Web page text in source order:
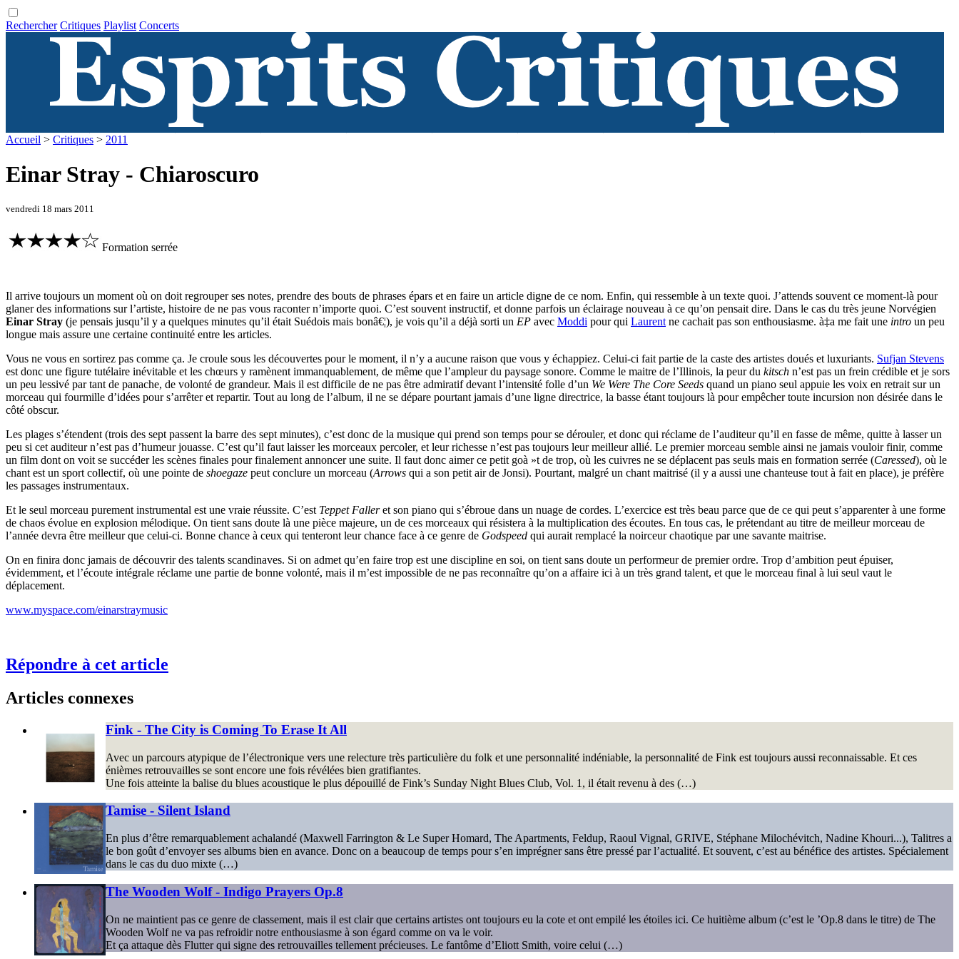
Rechercher Critiques Playlist Concerts
Accueil > Critiques > 2011
Einar Stray - Chiaroscuro
vendredi 18 mars 2011
Formation serrée
Il arrive toujours un moment où on doit regrouper ses notes, prendre des bouts de phrases épars et en faire un article digne de ce nom. Enfin, qui ressemble à un texte quoi. J’attends souvent ce moment-là pour
glaner des informations sur l’artiste, histoire de ne pas vous raconter n’importe quoi. C’est souvent instructif, et donne parfois un éclairage nouveau à ce qu’on pensait dire. Dans le cas du très jeune Norvégien
Einar Stray (je pensais jusqu’il y a quelques minutes qu’il était Suédois mais bonâ€¦), je vois qu’il a déjà sorti un EP avec Moddi pour qui Laurent ne cachait pas son enthousiasme. à‡a me fait une intro un peu
longue mais assure une certaine continuité entre les articles.
Vous ne vous en sortirez pas comme ça. Je croule sous les découvertes pour le moment, il n’y a aucune raison que vous y échappiez. Celui-ci fait partie de la caste des artistes doués et luxuriants. Sufjan Stevens
est donc une figure tutélaire inévitable et les chœurs y ramènent immanquablement, de même que l’ampleur du paysage sonore. Comme le maitre de l’Illinois, la peur du kitsch n’est pas un frein crédible et je sors
un peu lessivé par tant de panache, de volonté de grandeur. Mais il est difficile de ne pas être admiratif devant l’intensité folle d’un We Were The Core Seeds quand un piano seul appuie les voix en retrait sur un
morceau qui fourmille d’idées pour s’arrêter et repartir. Tout au long de l’album, il ne se dépare pourtant jamais d’une ligne directrice, la basse étant toujours là pour empêcher toute incursion non désirée dans le
côté obscur.
Les plages s’étendent (trois des sept passent la barre des sept minutes), c’est donc de la musique qui prend son temps pour se dérouler, et donc qui réclame de l’auditeur qu’il en fasse de même, quitte à lasser un
peu si cet auditeur n’est pas d’humeur jouasse. C’est qu’il faut laisser les morceaux percoler, et leur richesse n’est pas toujours leur meilleur allié. Le premier morceau semble ainsi ne jamais vouloir finir, comme
un film dont on voit se succéder les scènes finales pour finalement annoncer une suite. Il faut donc aimer ce petit goà »t de trop, où les cuivres ne se déplacent pas seuls mais en formation serrée (Caressed), où le
chant est un sport collectif, où une pointe de shoegaze peut conclure un morceau (Arrows qui a son petit air de Jonsi). Pourtant, malgré un chant maitrisé (il y a aussi une chanteuse tout à fait en place), je préfère
les passages instrumentaux.
Et le seul morceau purement instrumental est une vraie réussite. C’est Teppet Falleret son piano qui s’ébroue dans un nuage de cordes. L’exercice est très beau parce que de ce qui peut s’apparenter à une forme
de chaos évolue en explosion mélodique. On tient sans doute là une pièce majeure, un de ces morceaux qui résistera à la multiplication des écoutes. En tous cas, le prétendant au titre de meilleur morceau de
l’année devra être meilleur que celui-ci. Bonne chance à ceux qui tenteront leur chance face à ce genre de Godspeed qui aurait remplacé la noirceur chaotique par une savante maitrise.
On en finira donc jamais de découvrir des talents scandinaves. Si on admet qu’en faire trop est une discipline en soi, on tient sans doute un performeur de premier ordre. Trop d’ambition peut épuiser,
évidemment, et l’écoute intégrale réclame une partie de bonne volonté, mais il m’est impossible de ne pas reconnaître qu’on a affaire ici à un très grand talent, et que le morceau final à lui seul vaut le
déplacement.
www.myspace.com/einarstraymusic
Répondre à cet article
Articles connexes
Fink - The City is Coming To Erase It All
Avec un parcours atypique de l’électronique vers une relecture très particulière du folk et une personnalité indéniable, la personnalité de Fink est toujours aussi reconnaissable. Et ces
énièmes retrouvailles se sont encore une fois révélées bien gratifiantes.
Une fois atteinte la balise du blues acoustique le plus dépouillé de Fink’s Sunday Night Blues Club, Vol. 1, il était revenu à des (…)
Tamise - Silent Island
En plus d’être remarquablement achalandé (Maxwell Farrington & Le Super Homard, The Apartments, Feldup, Raoul Vignal, GRIVE, Stéphane Milochévitch, Nadine Khouri...), Talitres a
le bon goût d’envoyer ses albums bien en avance. Donc on a beaucoup de temps pour s’en imprégner sans être pressé par l’actualité. Et souvent, c’est au bénéfice des artistes. Spécialement
dans le cas du duo mixte (…)
The Wooden Wolf - Indigo Prayers Op.8
On ne maintient pas ce genre de classement, mais il est clair que certains artistes ont toujours eu la cote et ont empilé les étoiles ici. Ce huitième album (c’est le ’Op.8 dans le titre) de The
Wooden Wolf ne va pas refroidir notre enthousiasme à son égard comme on va le voir.
Et ça attaque dès Flutter qui signe des retrouvailles tellement précieuses. Le fantôme d’Eliott Smith, voire celui (…)